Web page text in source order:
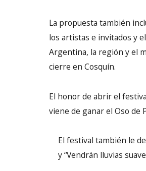
La propuesta también
los artistas e invitados y
Argentina, la región y el
cierre en Cosquín.
El honor de abrir el
viene de ganar el Oso de
El festival también le
y “Vendrán lluvias